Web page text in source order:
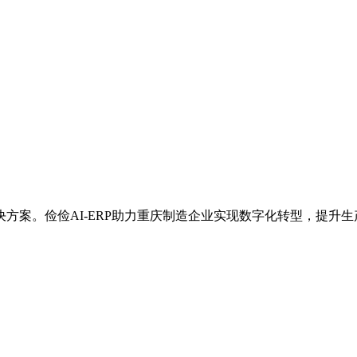
案。俭俭AI-ERP助力重庆制造企业实现数字化转型，提升